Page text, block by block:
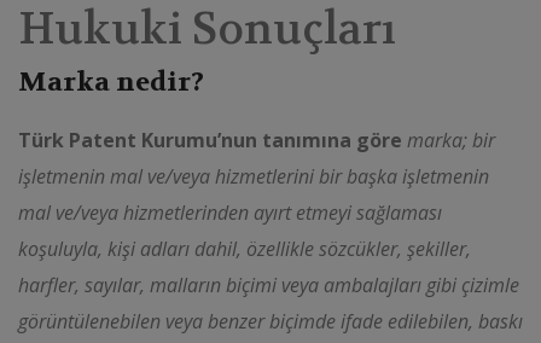
Hukuki Sonuçları
Marka nedir?
Türk Patent Kurumu’nun tanımına göre marka; bir
işletmenin mal ve/veya hizmetlerini bir başka işletmenin
mal ve/veya hizmetlerinden ayırt etmeyi sağlaması
koşuluyla, kişi adları dahil, özellikle sözcükler, şekiller,
harfler, sayılar, malların biçimi veya ambalajları gibi çizimle
görüntülenebilen veya benzer biçimde ifade edilebilen, baskı